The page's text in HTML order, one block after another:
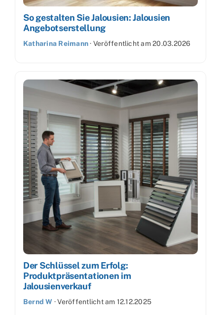
So gestalten Sie Jalousien: Jalousien
Angebotserstellung
Katharina Reimann· Veröffentlicht am20.03.2026
Der Schlüssel zum Erfolg:
Produktpräsentationen im
Jalousienverkauf
Bernd W ·Veröffentlicht am 12.12.2025